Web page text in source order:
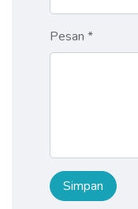
Pesan *